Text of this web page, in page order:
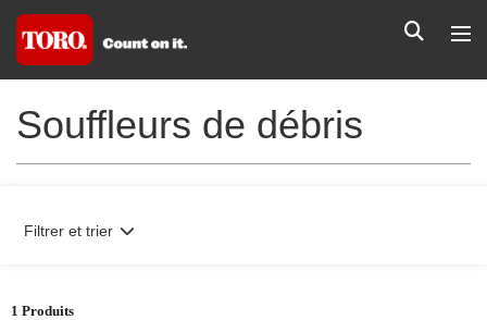
Souffleurs de débris
1 Produits
Filtrer et trier